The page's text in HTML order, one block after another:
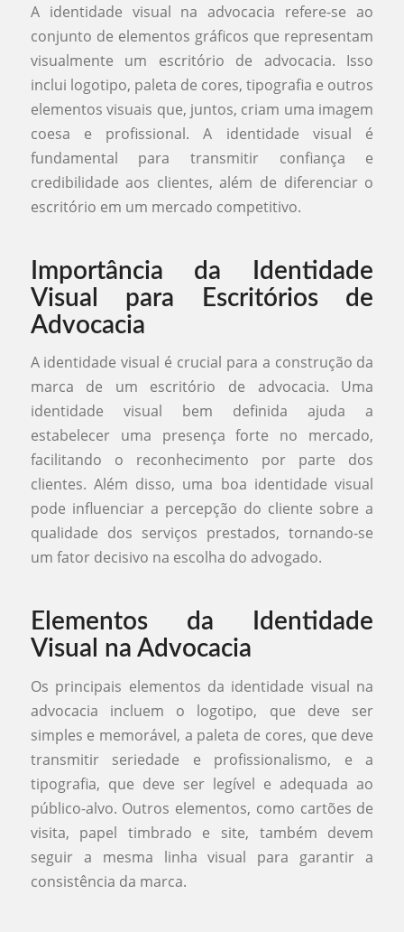
A identidade visual na advocacia refere-se ao
conjunto de elementos gráficos que representam
visualmente um escritório de advocacia. Isso
inclui logotipo, paleta de cores, tipografia e outros
elementos visuais que, juntos, criam uma imagem
coesa e profissional. A identidade visual é
fundamental para transmitir confiança e
credibilidade aos clientes, além de diferenciar o
escritório em um mercado competitivo.
Importância da Identidade
Visual para Escritórios de
Advocacia
A identidade visual é crucial para a construção da
marca de um escritório de advocacia. Uma
identidade visual bem definida ajuda a
estabelecer uma presença forte no mercado,
facilitando o reconhecimento por parte dos
clientes. Além disso, uma boa identidade visual
pode influenciar a percepção do cliente sobre a
qualidade dos serviços prestados, tornando-se
um fator decisivo na escolha do advogado.
Elementos da Identidade
Visual na Advocacia
Os principais elementos da identidade visual na
advocacia incluem o logotipo, que deve ser
simples e memorável, a paleta de cores, que deve
transmitir seriedade e profissionalismo, e a
tipografia, que deve ser legível e adequada ao
público-alvo. Outros elementos, como cartões de
visita, papel timbrado e site, também devem
seguir a mesma linha visual para garantir a
consistência da marca.